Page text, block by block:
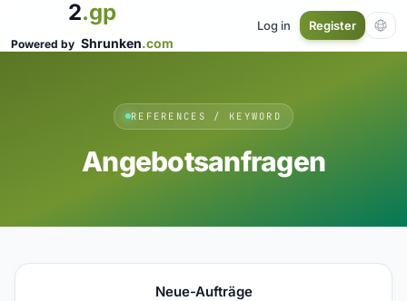
2.gp
Powered by Shrunken.com
Log in Register
REFERENCES / KEYWORD
Angebotsanfragen
Neue-Aufträge